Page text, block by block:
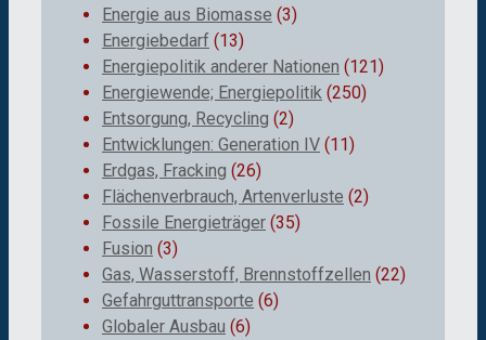
Energie aus Biomasse (3)
Energiebedarf (13)
Energiepolitik anderer Nationen (121)
Energiewende; Energiepolitik (250)
Entsorgung, Recycling (2)
Entwicklungen: Generation IV (11)
Erdgas, Fracking (26)
Flächenverbrauch, Artenverluste (2)
Fossile Energieträger (35)
Fusion (3)
Gas, Wasserstoff, Brennstoffzellen (22)
Gefahrguttransporte (6)
Globaler Ausbau (6)